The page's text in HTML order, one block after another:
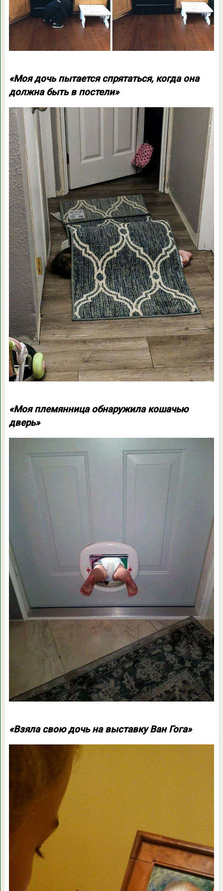
«Моя дочь пытается спрятаться, когда она
должна быть в постели»
«Моя племянница обнаружила кошачью
дверь»
«Взяла свою дочь на выставку Ван Гога»